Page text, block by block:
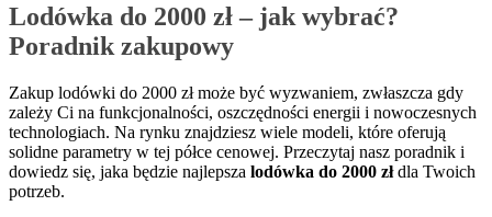
Lodówka do 2000 zł – jak wybrać?
Poradnik zakupowy
Zakup lodówki do 2000 zł może być wyzwaniem, zwłaszcza gdy
zależy Ci na funkcjonalności, oszczędności energii i nowoczesnych
technologiach. Na rynku znajdziesz wiele modeli, które oferują
solidne parametry w tej półce cenowej. Przeczytaj nasz poradnik i
dowiedz się, jaka będzie najlepsza lodówka do 2000 złdla Twoich
potrzeb.